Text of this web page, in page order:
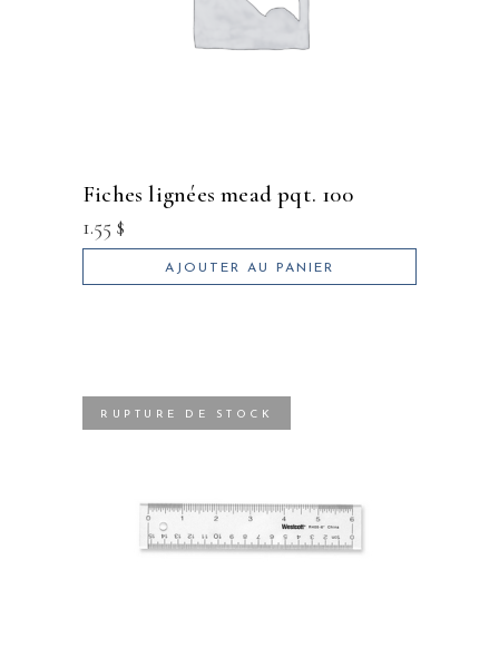
fiches lignées mead pqt. 100
1.55 $
AJOUTER AU PANIER
RUPTURE DE STOCK